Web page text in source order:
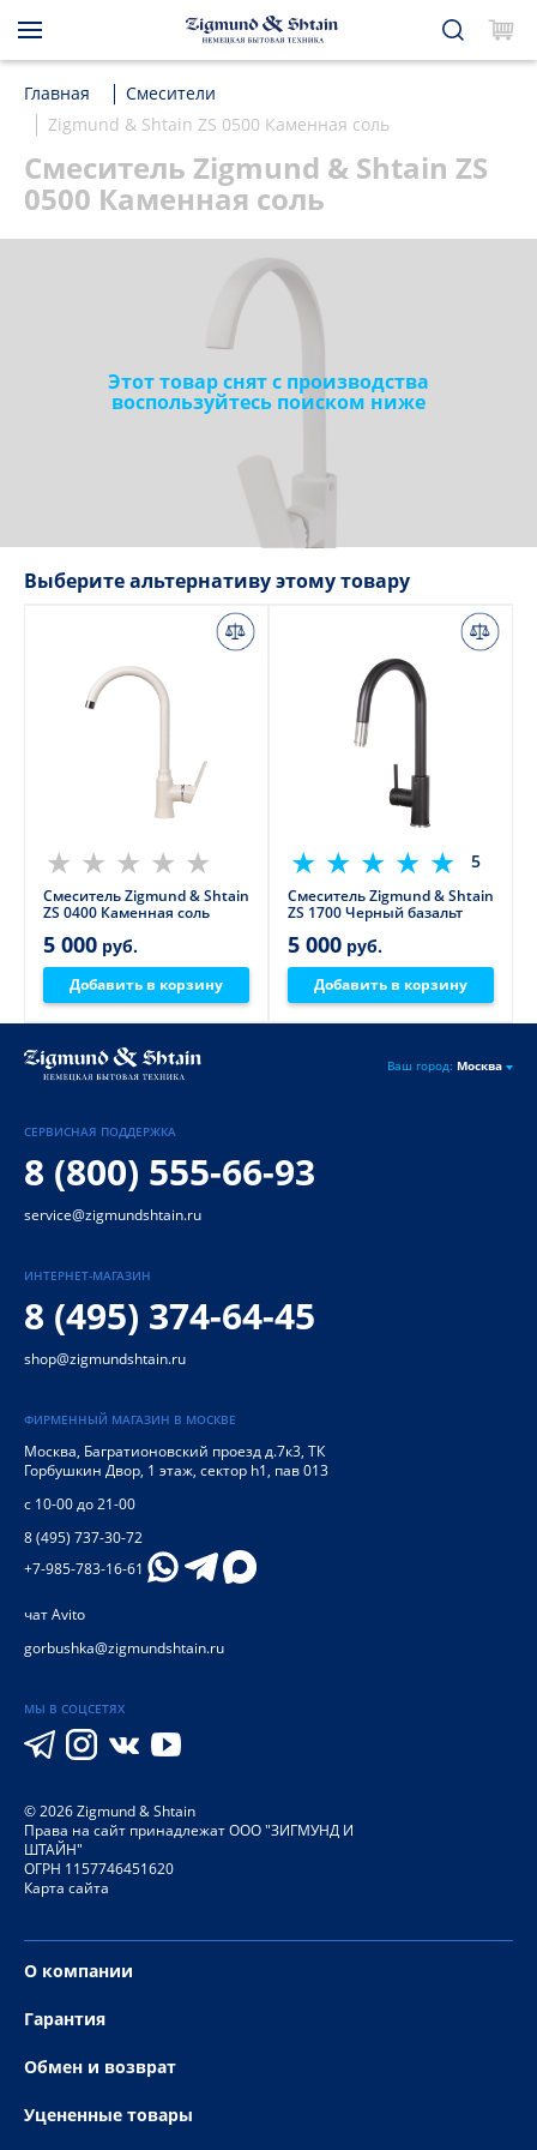
Главная
Смесители
Zigmund & Shtain ZS 0500 Каменная соль
Смеситель Zigmund & Shtain ZS
0500 Каменная соль
Этот товар снят с производства
воспользуйтесь поиском ниже
Выберите альтернативу этому товару
Смеситель Zigmund & Shtain
ZS 0400 Каменная соль
5 000 руб.
Добавить в корзину
5
Смеситель Zigmund & Shtain
ZS 1700 Черный базальт
5 000 руб.
Добавить в корзину
Ваш город: Москва
СЕРВИСНАЯ ПОДДЕРЖКА
8 (800) 555-66-93
service@zigmundshtain.ru
ИНТЕРНЕТ-МАГАЗИН
8 (495) 374-64-45
shop@zigmundshtain.ru
ФИРМЕННЫЙ МАГАЗИН В МОСКВЕ
Москва, Багратионовский проезд д.7к3, ТК
Горбушкин Двор, 1 этаж, сектор h1, пав 013
с 10-00 до 21-00
8 (495) 737-30-72
+7-985-783-16-61
чат Avito
gorbushka@zigmundshtain.ru
МЫ В СОЦСЕТЯХ
©2026Zigmund & Shtain
Права на сайт принадлежат ООО "ЗИГМУНД И
ШТАЙН"
ОГРН 1157746451620
Карта сайта
О компании
Гарантия
Обмен и возврат
Уцененные товары